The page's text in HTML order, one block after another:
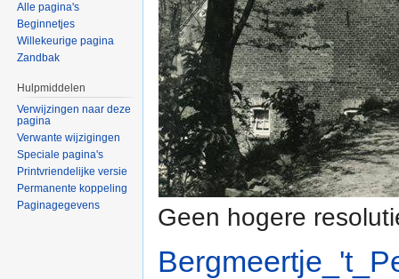
Geen hogere
Alle pagina's
Beginnetjes
Willekeurige pagina
Zandbak
Hulpmiddelen
Verwijzingen naar deze
pagina
Verwante wijzigingen
Speciale pagina's
Printvriendelijke versie
Permanente koppeling
Paginagegevens